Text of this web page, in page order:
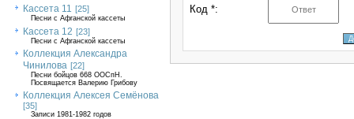
Кассета 11 [25]
Песни с Афганской кассеты
Кассета 12 [23]
Песни с Афганской кассеты
Коллекция Александра
Чинилова [22]
Песни бойцов 668 ООСпН.
Посвящается Валерию Грибову
Коллекция Алексея Семёнова
[35]
Записи 1981-1982 годов
Код *: